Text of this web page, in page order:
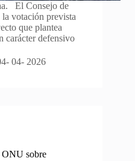
El Consejo de
votación prevista
que plantea
carácter defensivo
04- 2026
ONU sobre